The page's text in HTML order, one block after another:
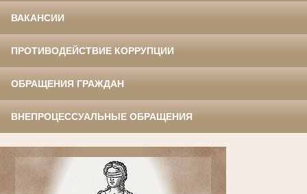
ВАКАНСИИ
ПРОТИВОДЕЙСТВИЕ КОРРУПЦИИ
ОБРАЩЕНИЯ ГРАЖДАН
ВНЕПРОЦЕССУАЛЬНЫЕ ОБРАЩЕНИЯ